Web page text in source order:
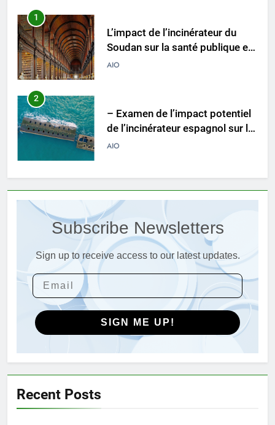
1
L’impact de l’incinérateur du
Soudan sur la santé publique et
la durabilité environnementale
AIO
2
– Examen de l’impact potentiel
de l’incinérateur espagnol sur la
santé publique et
AIO
3
slovaque peut-il résoudre le
problème des déchets du pays ?
AIO
4
Des déchets aux trésors : le
pouvoir de l’incinérateur de
AIO
Incinérateur du Qatar :
Subscribe Newsletters
Sign up to receive access to our latest updates.
SIGN ME UP!
Recent Posts